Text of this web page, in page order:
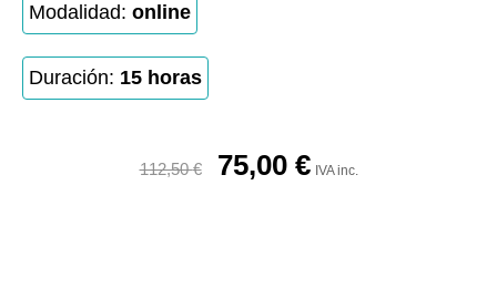
Modalidad: online
Duración: 15 horas
112,50€ 75,00 € IVA inc.